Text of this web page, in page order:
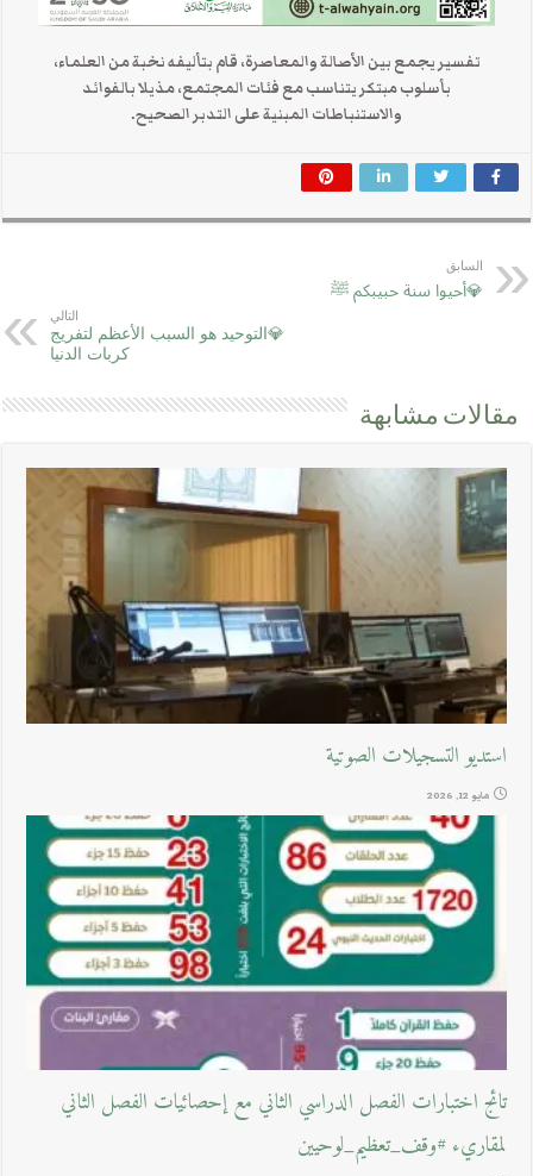
تفسير يجمع بين الأصالة والمعاصرة، قام بتأليفه نخبة من العلماء،
بأسلوب مبتكر يتناسب مع فئات المجتمع، مذيلا بالفوائد
والاستنباطات المبنية على التدبر الصحيح.
السابق
💎أحيوا سنة حبيبكم ﷺ
التالي
💎التوحيد هو السبب الأعظم لتفريج
كربات الدنيا
مقالات مشابهة
استديو التسجيلات الصوتية
مايو 12, 2026
تائج اختبارات الفصل الدراسي الثاني مع إحصائيات الفصل الثاني
لمقاريء #وقف_تعظيم_لوحيين